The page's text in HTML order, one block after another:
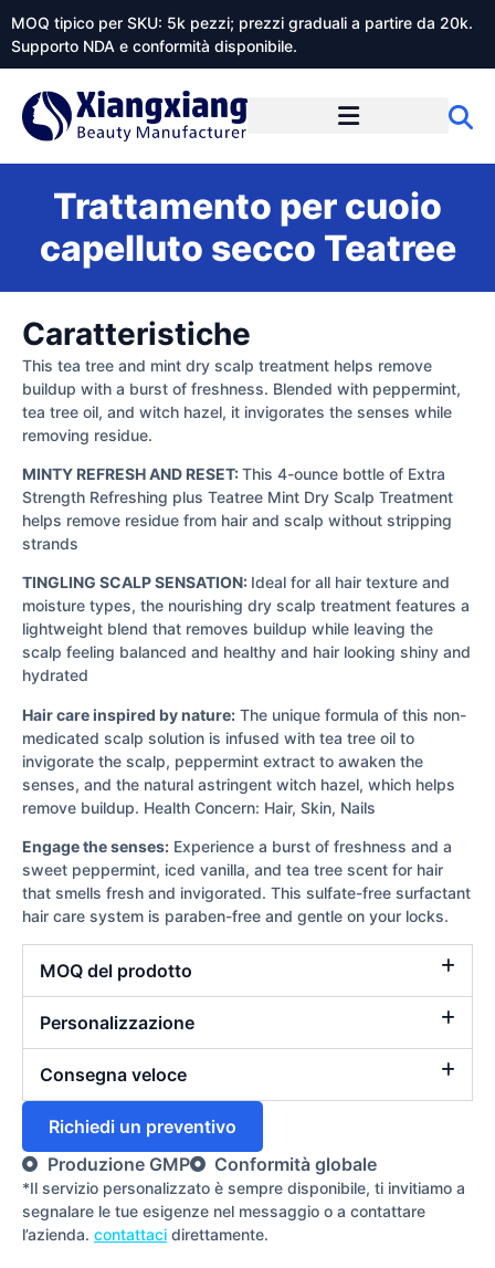
MOQ tipico per SKU: 5k pezzi; prezzi graduali a partire da 20k.
Supporto NDA e conformità disponibile.
Trattamento per cuoio
capelluto secco Teatree
Caratteristiche
This tea tree and mint dry scalp treatment helps remove
buildup with a burst of freshness. Blended with peppermint,
tea tree oil, and witch hazel, it invigorates the senses while
removing residue.
MINTY REFRESH AND RESET:This 4-ounce bottle of Extra
Strength Refreshing plus Teatree Mint Dry Scalp Treatment
helps remove residue from hair and scalp without stripping
strands
TINGLING SCALP SENSATION: Ideal for all hair texture and
moisture types, the nourishing dry scalp treatment features a
lightweight blend that removes buildup while leaving the
scalp feeling balanced and healthy and hair looking shiny and
hydrated
Hair care inspired by nature: The unique formula of this non-
medicated scalp solution is infused with tea tree oil to
invigorate the scalp, peppermint extract to awaken the
senses, and the natural astringent witch hazel, which helps
remove buildup. Health Concern: Hair, Skin, Nails
Engage the senses: Experience a burst of freshness and a
sweet peppermint, iced vanilla, and tea tree scent for hair
that smells fresh and invigorated. This sulfate-free surfactant
hair care system is paraben-free and gentle on your locks.
MOQ del prodotto
Personalizzazione
Consegna veloce
Richiedi un preventivo
Produzione GMP
Conformità globale
*Il servizio personalizzato è sempre disponibile, ti invitiamo a
segnalare le tue esigenze nel messaggio o a contattare
l’azienda. contattaci direttamente.